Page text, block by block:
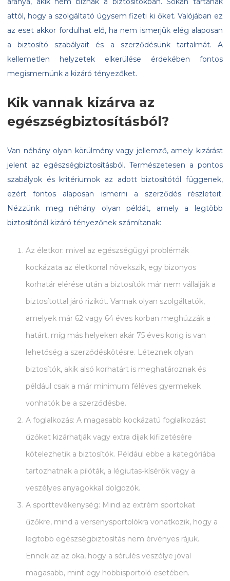
attól, hogy a szolgáltató úgysem fizeti ki őket. Valójában ez
az eset akkor fordulhat elő, ha nem ismerjük elég alaposan
a biztosító szabályait és a szerződésünk tartalmát. A
kellemetlen helyzetek elkerülése érdekében fontos
megismernünk a kizáró tényezőket.
Kik vannak kizárva az
egészségbiztosításból?
Van néhány olyan körülmény vagy jellemző, amely kizárást
jelent az egészségbiztosításból. Természetesen a pontos
szabályok és kritériumok az adott biztosítótól függenek,
ezért fontos alaposan ismerni a szerződés részleteit.
Nézzünk meg néhány olyan példát, amely a legtöbb
biztosítónál kizáró tényezőnek számítanak:
Az életkor: mivel az egészségügyi problémák
kockázata az életkorral növekszik, egy bizonyos
korhatár elérése után a biztosítók már nem vállalják a
biztosítottal járó rizikót. Vannak olyan szolgáltatók,
amelyek már 62 vagy 64 éves korban meghúzzák a
határt, míg más helyeken akár 75 éves korig is van
lehetőség a szerződéskötésre. Léteznek olyan
biztosítók, akik alsó korhatárt is meghatároznak és
például csak a már minimum féléves gyermekek
vonhatók be a szerződésbe.
A foglalkozás: A magasabb kockázatú foglalkozást
űzőket kizárhatják vagy extra díjak kifizetésére
kötelezhetik a biztosítók. Például ebbe a kategóriába
tartozhatnak a pilóták, a légiutas-kísérők vagy a
veszélyes anyagokkal dolgozók.
A sporttevékenység: Mind az extrém sportokat
űzőkre, mind a versenysportolókra vonatkozik, hogy a
legtöbb egészségbiztosítás nem érvényes rájuk.
Ennek az az oka, hogy a sérülés veszélye jóval
magasabb, mint egy hobbisportoló esetében.